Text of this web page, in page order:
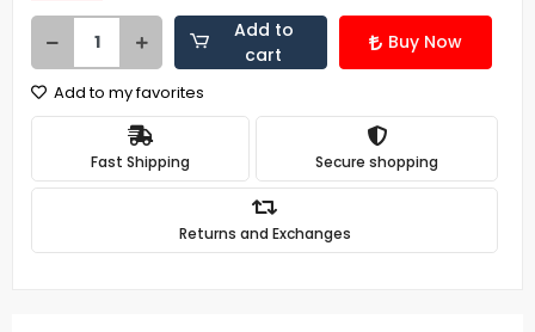
Add to
cart
Buy Now
Add to my favorites
Fast Shipping Secure shopping
Returns and Exchanges